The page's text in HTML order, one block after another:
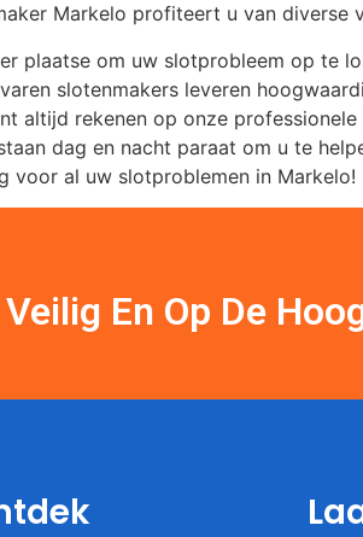
Markelo profiteert u van diverse
plaatse om uw slotprobleem op te
slotenmakers leveren
altijd rekenen op onze professionele
dag en nacht paraat om u te
voor al uw slotproblemen in Markelo!
En Op De